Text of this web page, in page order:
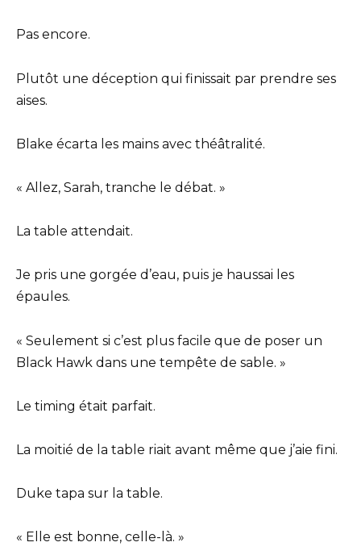
Pas encore.
Plutôt une déception qui finissait par prendre ses
aises.
Blake écarta les mains avec théâtralité.
« Allez, Sarah, tranche le débat. »
La table attendait.
Je pris une gorgée d’eau, puis je haussai les
épaules.
« Seulement si c’est plus facile que de poser un
Black Hawk dans une tempête de sable. »
Le timing était parfait.
La moitié de la table riait avant même que j’aie fini.
Duke tapa sur la table.
« Elle est bonne, celle-là. »